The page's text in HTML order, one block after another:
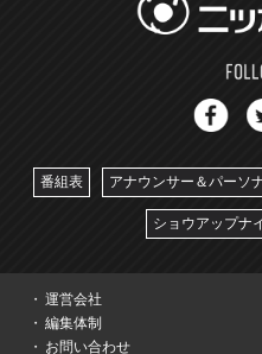
番組表 アナウンサー＆パーソ
ショウアップナ
運営会社
編集体制
お問い合わせ